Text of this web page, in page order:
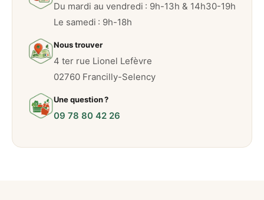
Du mardi au vendredi : 9h-13h & 14h30-19h
Le samedi : 9h-18h
Nous trouver
4 ter rue Lionel Lefèvre
02760 Francilly-Selency
Une question ?
09 78 80 42 26